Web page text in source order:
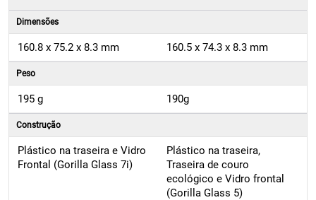
Dimensões
160.8 x 75.2 x 8.3 mm 160.5 x 74.3 x 8.3 mm
Peso
195 g 190g
Construção
Plástico na traseira e Vidro
Frontal (Gorilla Glass 7i)
Plástico na traseira,
Traseira de couro
ecológico e Vidro frontal
(Gorilla Glass 5)